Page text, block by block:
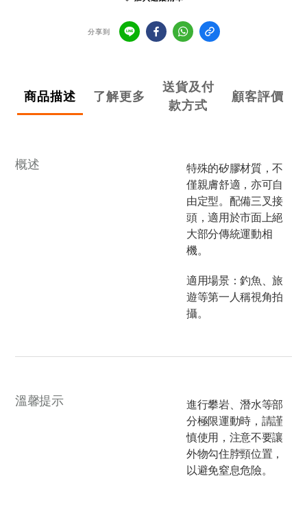
分享到
商品描述 了解更多
送貨及付
款方式
顧客評價
概述
特殊的矽膠材質，不
僅親膚舒適，亦可自
由定型。配備三叉接
頭，適用於市面上絕
大部分傳統運動相
機。
適用場景：釣魚、旅
遊等第一人稱視角拍
攝。
溫馨提示
進行攀岩、潛水等部
分極限運動時，請謹
慎使用，注意不要讓
外物勾住脖頸位置，
以避免窒息危險。